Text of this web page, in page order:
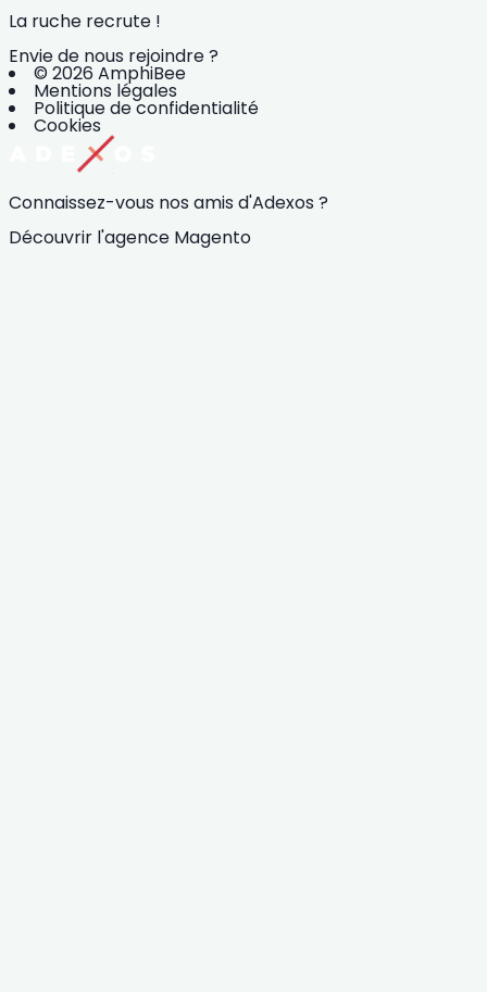
La ruche recrute !
Envie de nous rejoindre ?
© 2026 AmphiBee
Mentions légales
Politique de confidentialité
Cookies
Connaissez-vous nos amis d'Adexos ?
Découvrir l'agence Magento